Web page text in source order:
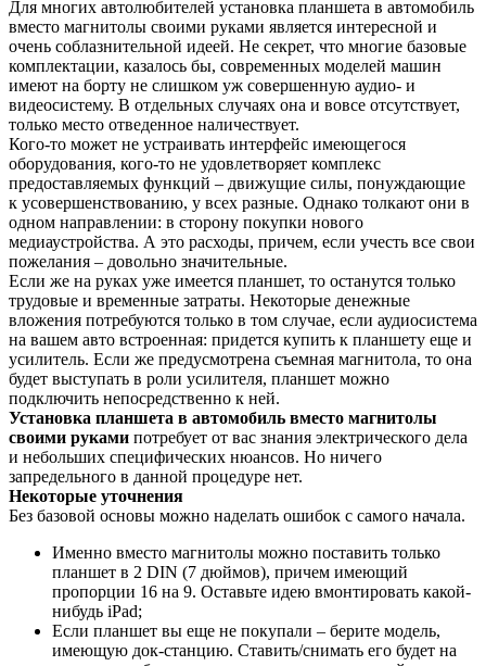
Для многих автолюбителей установка планшета в автомобиль
вместо магнитолы своими руками является интересной и
очень соблазнительной идеей. Не секрет, что многие базовые
комплектации, казалось бы, современных моделей машин
имеют на борту не слишком уж совершенную аудио- и
видеосистему. В отдельных случаях она и вовсе отсутствует,
только место отведенное наличествует.
Кого-то может не устраивать интерфейс имеющегося
оборудования, кого-то не удовлетворяет комплекс
предоставляемых функций – движущие силы, понуждающие
к усовершенствованию, у всех разные. Однако толкают они в
одном направлении: в сторону покупки нового
медиаустройства. А это расходы, причем, если учесть все свои
пожелания – довольно значительные.
Если же на руках уже имеется планшет, то останутся только
трудовые и временные затраты. Некоторые денежные
вложения потребуются только в том случае, если аудиосистема
на вашем авто встроенная: придется купить к планшету еще и
усилитель. Если же предусмотрена съемная магнитола, то она
будет выступать в роли усилителя, планшет можно
подключить непосредственно к ней.
Установка планшета в автомобиль вместо магнитолы
своими руками потребует от вас знания электрического дела
и небольших специфических нюансов. Но ничего
запредельного в данной процедуре нет.
Некоторые уточнения
Без базовой основы можно наделать ошибок с самого начала.
Именно вместо магнитолы можно поставить только
планшет в 2 DIN (7 дюймов), причем имеющий
пропорции 16 на 9. Оставьте идею вмонтировать какой-
нибудь iPad;
Если планшет вы еще не покупали – берите модель,
имеющую док-станцию. Ставить/снимать его будет на